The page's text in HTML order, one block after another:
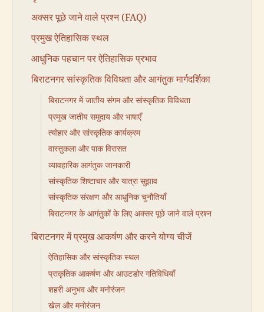
अक्सर पूछे जाने वाले प्रश्न (FAQ)
प्रमुख ऐतिहासिक स्थल
आधुनिक पहचान पर ऐतिहासिक प्रभाव
बिराटनगर सांस्कृतिक विविधता और आगंतुक मार्गदर्शिका
बिराटनगर में जातीय संगम और सांस्कृतिक विविधता
प्रमुख जातीय समुदाय और भाषाएँ
त्योहार और सांस्कृतिक कार्यक्रम
वास्तुकला और पाक विरासत
व्यावहारिक आगंतुक जानकारी
सांस्कृतिक शिष्टाचार और यात्रा सुझाव
सांस्कृतिक संरक्षण और आधुनिक चुनौतियाँ
बिराटनगर के आगंतुकों के लिए अक्सर पूछे जाने वाले प्रश्न
बिराटनगर में प्रमुख आकर्षण और करने योग्य चीजें
ऐतिहासिक और सांस्कृतिक स्थल
प्राकृतिक आकर्षण और आउटडोर गतिविधियाँ
शहरी अनुभव और मनोरंजन
खेल और मनोरंजन